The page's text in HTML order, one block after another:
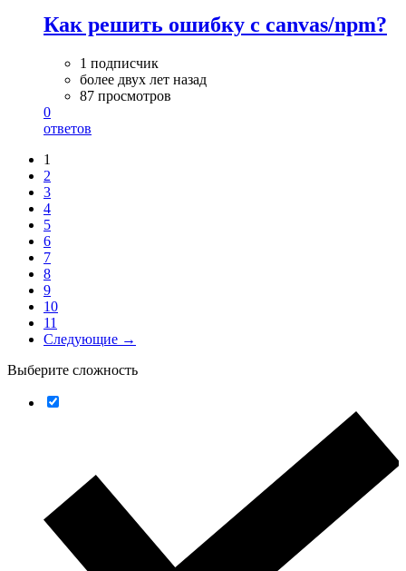
Как решить ошибку с canvas/npm?
1 подписчик
более двух лет назад
87 просмотров
0
ответов
1
2
3
4
5
6
7
8
9
10
11
Следующие →
Выберите сложность